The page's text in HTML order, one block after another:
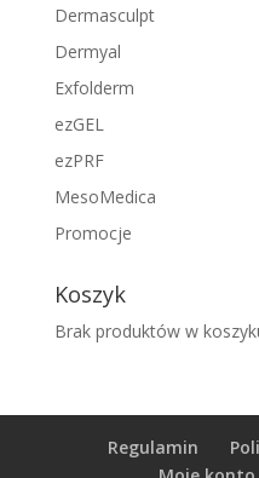
Dermasculpt
Dermyal
Exfolderm
ezGEL
ezPRF
MesoMedica
Promocje
Koszyk
Brak produktów w
Regulamin